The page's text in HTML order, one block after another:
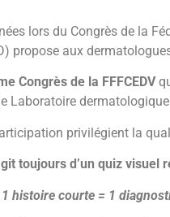
lors du Congrès de la
propose aux
Congrès de la FFFCEDV
Laboratoire
privilégient la
toujours d’un quiz visuel
1 histoire courte = 1